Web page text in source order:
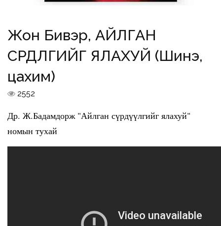
Жон Бивэр, АЙЛГАН
СҮРДҮҮЛГИЙГ ЯЛАХУЙ (Шинэ,
цахим)
2552
Др. Ж.Бадамдорж "Айлган сүрдүүлгийг ялахуй"
номын тухай